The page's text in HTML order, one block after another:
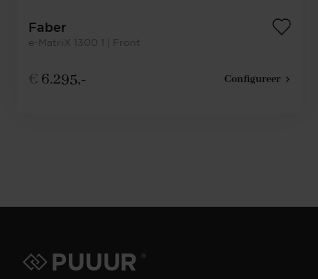
Faber
e-MatriX 1300 1 | Front
€ 6.295,- Configureer